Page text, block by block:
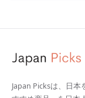
Japan Picksは、日